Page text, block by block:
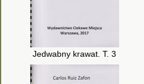
Jedwabny krawat. T. 3